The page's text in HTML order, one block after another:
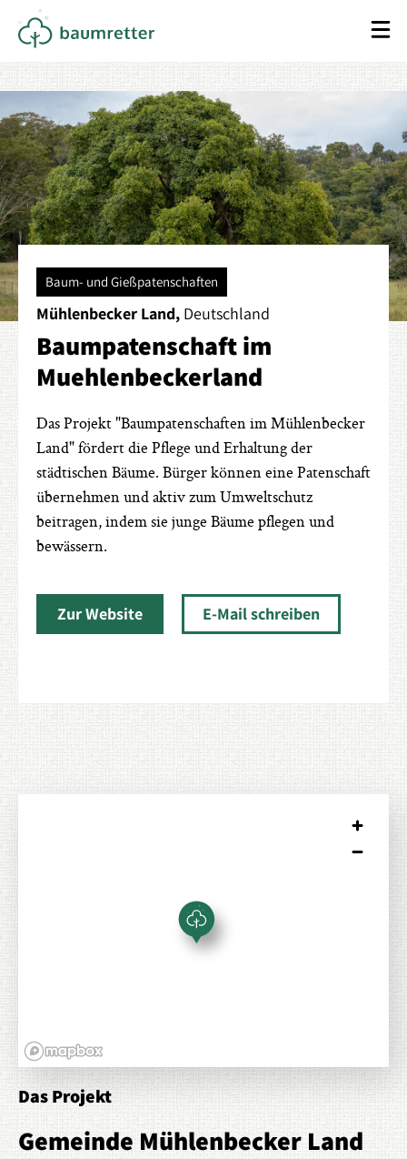
Baum- und Gießpatenschaften
Mühlenbecker Land, Deutschland
Baumpatenschaft im
Muehlenbeckerland
Das Projekt "Baumpatenschaften im Mühlenbecker
Land" fördert die Pflege und Erhaltung der
städtischen Bäume. Bürger können eine Patenschaft
übernehmen und aktiv zum Umweltschutz
beitragen, indem sie junge Bäume pflegen und
bewässern.
Zur Website E-Mail schreiben
Das Projekt
Gemeinde Mühlenbecker Land